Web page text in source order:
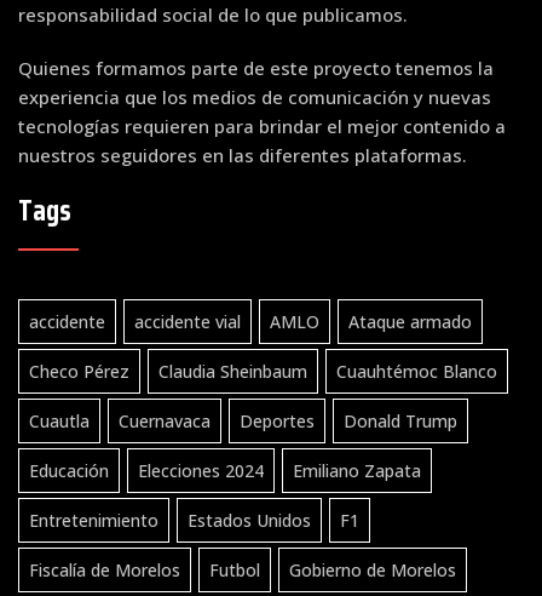
responsabilidad social de lo que publicamos.
Quienes formamos parte de este proyecto tenemos la
experiencia que los medios de comunicación y nuevas
tecnologías requieren para brindar el mejor contenido a
nuestros seguidores en las diferentes plataformas.
Tags
accidente accidente vial AMLO Ataque armado
Checo Pérez Claudia Sheinbaum Cuauhtémoc Blanco
Cuautla Cuernavaca Deportes Donald Trump
Educación Elecciones 2024 Emiliano Zapata
Entretenimiento Estados Unidos F1
Fiscalía de Morelos Futbol Gobierno de Morelos